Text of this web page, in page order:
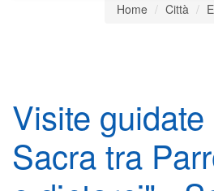
Home
Città
Visite
Sacra tra